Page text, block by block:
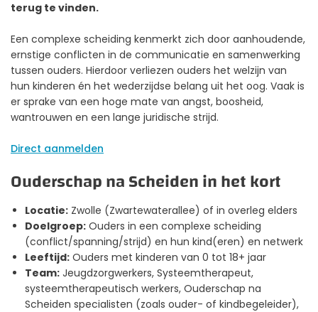
terug te vinden.
Een complexe scheiding kenmerkt zich door aanhoudende,
ernstige conflicten in de communicatie en samenwerking
tussen ouders. Hierdoor verliezen ouders het welzijn van
hun kinderen én het wederzijdse belang uit het oog. Vaak is
er sprake van een hoge mate van angst, boosheid,
wantrouwen en een lange juridische strijd.
Direct aanmelden
Ouderschap na Scheiden in het kort
Locatie: Zwolle (Zwartewaterallee) of in overleg elders
Doelgroep: Ouders in een complexe scheiding
(conflict/spanning/strijd) en hun kind(eren) en netwerk
Leeftijd: Ouders met kinderen van 0 tot 18+ jaar
Team: Jeugdzorgwerkers, Systeemtherapeut,
systeemtherapeutisch werkers, Ouderschap na
Scheiden specialisten (zoals ouder- of kindbegeleider),